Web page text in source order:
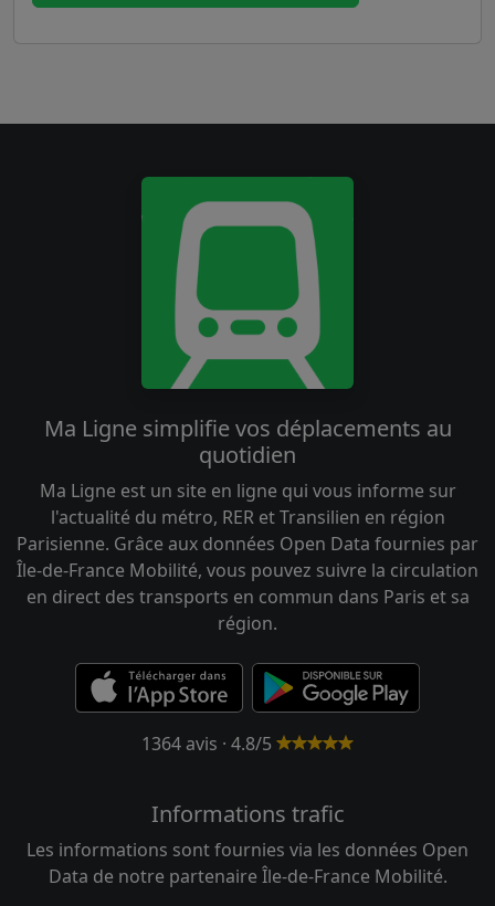
Ma Ligne simplifie vos déplacements au
quotidien
Ma Ligne est un site en ligne qui vous informe sur
l'actualité du métro, RER et Transilien en région
Parisienne. Grâce aux données Open Data fournies par
Île-de-France Mobilité, vous pouvez suivre la circulation
en direct des transports en commun dans Paris et sa
région.
1364 avis · 4.8/5
Informations trafic
Les informations sont fournies via les données Open
Data de notre partenaire Île-de-France Mobilité.